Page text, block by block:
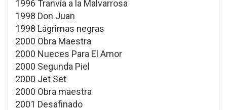
1996 Tranvía a la Malvarrosa
1998 Don Juan
1998 Lágrimas negras
2000 Obra Maestra
2000 Nueces Para El Amor
2000 Segunda Piel
2000 Jet Set
2000 Obra maestra
2001 Desafinado